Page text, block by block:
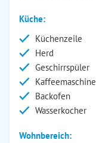
Küche:
Küchenzeile
Herd
Geschirrspüler
Kaffeemaschine
Backofen
Wasserkocher
Wohnbereich: